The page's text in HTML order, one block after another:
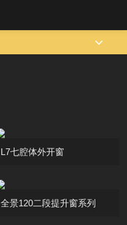
L7七腔体外开窗
全景120二段提升窗系列